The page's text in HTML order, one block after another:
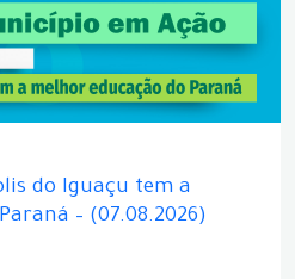
do Iguaçu tem a
– (07.08.2026)